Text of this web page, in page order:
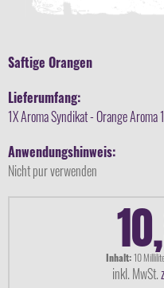
Saftige Orangen
Lieferumfang:
1X Aroma Syndikat - Orange Aroma
Anwendungshinweis:
Nicht pur verwenden
Inhalt:10
inkl. MwSt.